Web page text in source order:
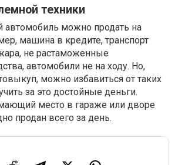
техники
можно продать на
машина в кредите, транспорт
не растаможенные
автомобили не на ходу. Но,
можно избавиться от таких
за это достойные деньги.
место в гараже или дворе
продан всего за день.